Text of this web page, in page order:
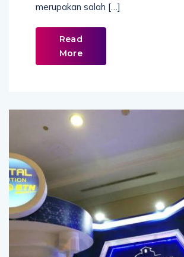
merupakan salah […]
Read
More